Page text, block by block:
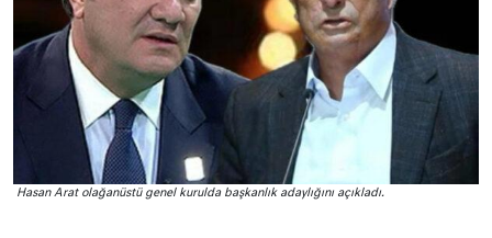
Hasan Arat olağanüstü genel kurulda başkanlık adaylığını açıkladı.